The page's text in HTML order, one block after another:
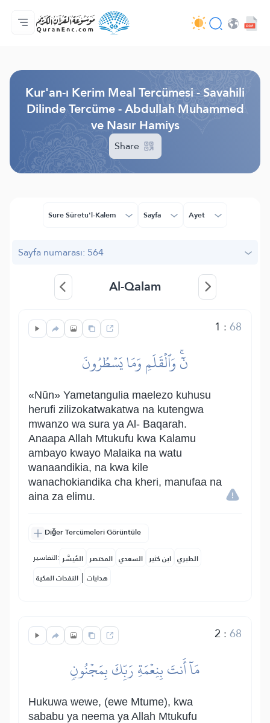
Anasayfa
Mealler Fihristi
Audio
Geliştirici Hizmetleri - API
Proje Hakkında
Biz bilen hab
Geçerli dil
Kur'an-ı Kerim Meal Tercümesi - Savahili
Dilinde Tercüme - Abdullah Muhammed
ve Nasır Hamiys
Share
Sure Sûretu'l-Kalem Sayfa Ayet
Sayfa numarası: 564
Al-Qalam
1 :68
نٓۚ وَٱلۡقَلَمِ وَمَا يَسۡطُرُونَ
«Nūn» Yametangulia maelezo kuhusu
herufi zilizokatwakatwa na kutengwa
mwanzo wa sura ya Al- Baqarah.
Anaapa Allah Mtukufu kwa Kalamu
ambayo kwayo Malaika na watu
wanaandikia, na kwa kile
wanachokiandika cha kheri, manufaa na
aina za elimu.
Diğer Tercümeleri Görüntüle
التفاسير: المُيسَّر المختصر السعدي ابن كثير الطبري
النفحات المكية | هدايات
2 :68
مَآ أَنتَ بِنِعۡمَةِ رَبِّكَ بِمَجۡنُونٖ
Hukuwa wewe, (ewe Mtume), kwa
sababu ya neema ya Allah Mtukufu